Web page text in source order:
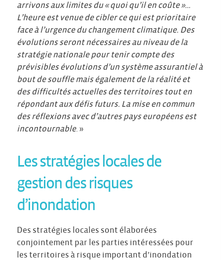
arrivons aux limites du « quoi qu’il en coûte »…
L’heure est venue de cibler ce qui est prioritaire
face à l’urgence du changement climatique. Des
évolutions seront nécessaires au niveau de la
stratégie nationale pour tenir compte des
prévisibles évolutions d’un système assurantiel à
bout de souffle mais également dela réalité et
des difficultés actuelles des territoires tout en
répondant aux défis futurs. La mise en commun
des réflexions avec d’autres pays européens est
incontournable. »
Les stratégies locales de
gestion des risques
d’inondation
Des stratégies locales sont élaborées
conjointement par les parties intéressées pour
les territoires à risque important d’inondation